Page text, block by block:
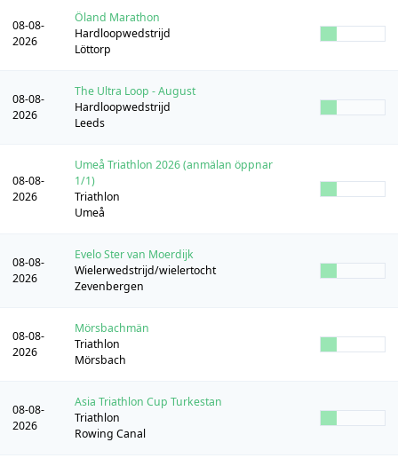
08-08-
2026
Öland Marathon
Hardloopwedstrijd
Löttorp
08-08-
2026
The Ultra Loop - August
Hardloopwedstrijd
Leeds
08-08-
2026
Umeå Triathlon 2026 (anmälan öppnar
1/1)
Triathlon
Umeå
08-08-
2026
Evelo Ster van Moerdijk
Wielerwedstrijd/wielertocht
Zevenbergen
08-08-
2026
Mörsbachmän
Triathlon
Mörsbach
08-08-
2026
Asia Triathlon Cup Turkestan
Triathlon
Rowing Canal